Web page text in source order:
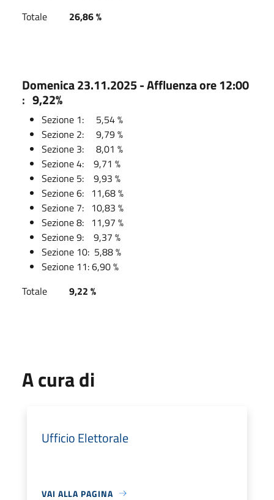
Totale 26,86 %
Domenica 23.11.2025 - Affluenza ore 12:00
: 9,22%
Sezione 1: 5,54 %
Sezione 2: 9,79 %
Sezione 3: 8,01 %
Sezione 4: 9,71 %
Sezione 5: 9,93 %
Sezione 6: 11,68 %
Sezione 7: 10,83 %
Sezione 8: 11,97 %
Sezione 9: 9,37 %
Sezione 10: 5,88 %
Sezione 11: 6,90 %
Totale
9,22 %
A cura di
Ufficio Elettorale
VAI ALLA PAGINA